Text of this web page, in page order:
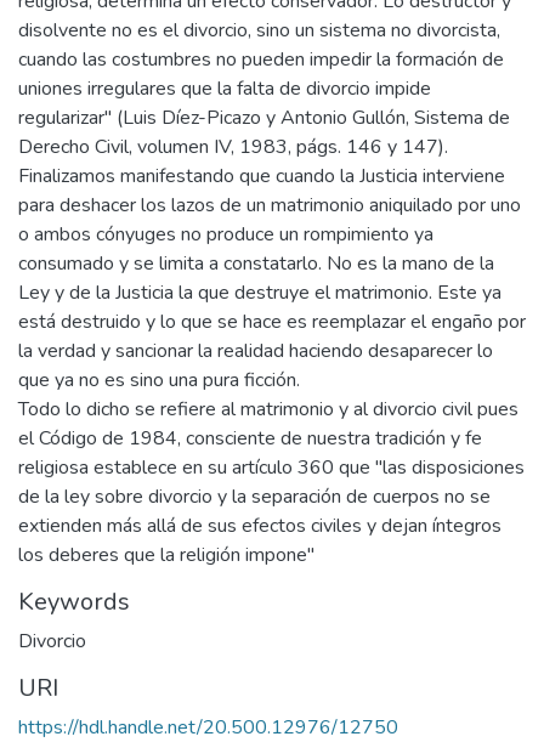
disolvente no es el divorcio, sino un sistema no divorcista,
cuando las costumbres no pueden impedir la formación de
uniones irregulares que la falta de divorcio impide
regularizar" (Luis Díez-Picazo y Antonio Gullón, Sistema de
Derecho Civil, volumen IV, 1983, págs. 146 y 147).
Finalizamos manifestando que cuando la Justicia interviene
para deshacer los lazos de un matrimonio aniquilado por uno
o ambos cónyuges no produce un rompimiento ya
consumado y se limita a constatarlo. No es la mano de la
Ley y de la Justicia la que destruye el matrimonio. Este ya
está destruido y lo que se hace es reemplazar el engaño por
la verdad y sancionar la realidad haciendo desaparecer lo
que ya no es sino una pura ficción.
Todo lo dicho se refiere al matrimonio y al divorcio civil pues
el Código de 1984, consciente de nuestra tradición y fe
religiosa establece en su artículo 360 que "las disposiciones
de la ley sobre divorcio y la separación de cuerpos no se
extienden más allá de sus efectos civiles y dejan íntegros
los deberes que la religión impone"
Keywords
Divorcio
URI
https://hdl.handle.net/20.500.12976/12750